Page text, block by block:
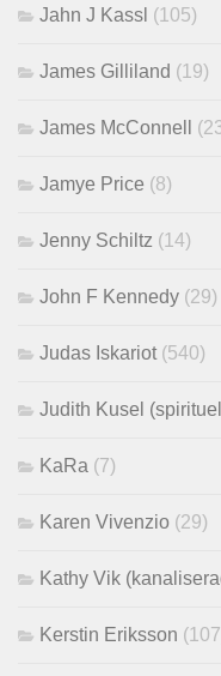
Jahn J Kassl (105)
James Gilliland (19)
James McConnell
Jamye Price (8)
Jenny Schiltz (14)
John F Kennedy (29)
Judas Iskariot (540)
Judith Kusel
KaRa (7)
Karen Vivenzio (29)
Kathy Vik
Kerstin Eriksson